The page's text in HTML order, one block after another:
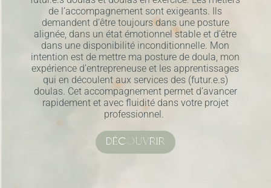
de l’accompagnement sont exigeants. Ils
demandent d’être toujours dans une posture
alignée, dans un état émotionnel stable et d’être
dans une disponibilité inconditionnelle. Mon
intention est de mettre ma posture de doula, mon
expérience d’entrepreneuse et les apprentissages
qui en découlent aux services des (futur.e.s)
doulas. Cet accompagnement permet d’avancer
rapidement et avec fluidité dans votre projet
professionnel.
DÉCOUVRIR